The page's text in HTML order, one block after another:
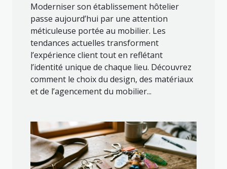
Moderniser son établissement hôtelier
passe aujourd’hui par une attention
méticuleuse portée au mobilier. Les
tendances actuelles transforment
l’expérience client tout en reflétant
l’identité unique de chaque lieu. Découvrez
comment le choix du design, des matériaux
et de l’agencement du mobilier...